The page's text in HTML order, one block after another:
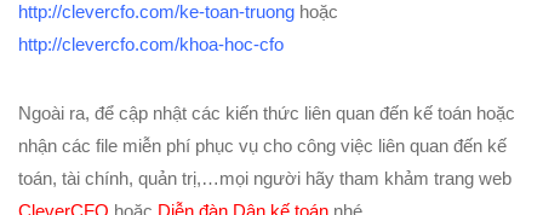
http://clevercfo.com/ke-toan-truong hoặc
http://clevercfo.com/khoa-hoc-cfo
Ngoài ra, để cập nhật các kiến thức liên quan đến kế toán hoặc
nhận các file miễn phí phục vụ cho công việc liên quan đến kế
toán, tài chính, quản trị,…mọi người hãy tham khảm trang web